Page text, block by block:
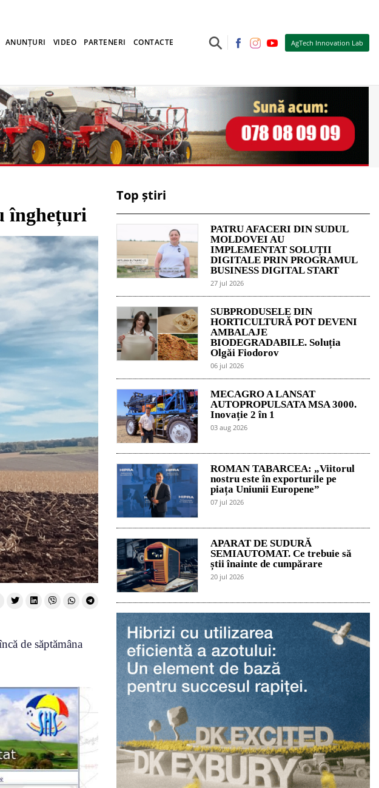
ANUNȚURI VIDEO PARTENERI CONTACTE ⚲ AgTech Innovation Lab
înghețuri
de săptămâna
Top știri
PATRU AFACERI DIN SUDUL
MOLDOVEI AU
IMPLEMENTAT SOLUȚII
DIGITALE PRIN PROGRAMUL
BUSINESS DIGITAL START
27 jul 2026
SUBPRODUSELE DIN
HORTICULTURĂ POT DEVENI
AMBALAJE
BIODEGRADABILE. Soluția
Olgăi Fiodorov
06 jul 2026
MECAGRO A LANSAT
AUTOPROPULSATA MSA 3000.
Inovație 2 în 1
03 aug 2026
ROMAN TABARCEA: „Viitorul
nostru este în exporturile pe
piața Uniunii Europene”
07 jul 2026
APARAT DE SUDURĂ
SEMIAUTOMAT. Ce trebuie să
știi înainte de cumpărare
20 jul 2026